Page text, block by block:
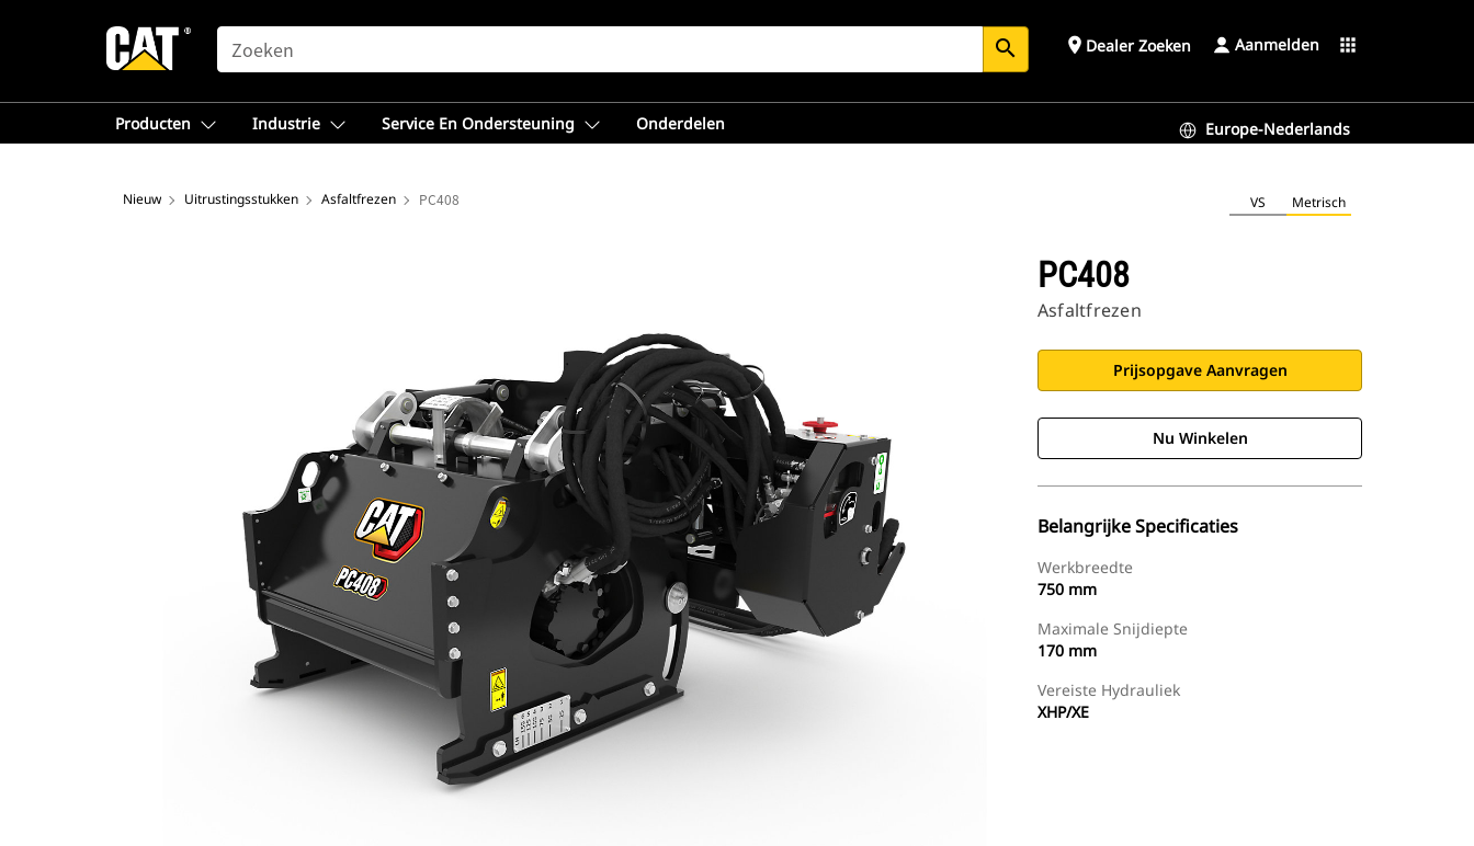
SEARCH search place Dealer Zoeken Aanmelden apps
Producten Industrie Service En Ondersteuning Onderdelen Europe-Nederlands
Nieuw Uitrustingsstukken Asfaltfrezen PC408 VS Metrisch
PC408
Asfaltfrezen
Prijsopgave Aanvragen
Nu Winkelen
Belangrijke Specificaties
Werkbreedte
750 mm
Maximale Snijdiepte
170 mm
Vereiste Hydrauliek
XHP/XE